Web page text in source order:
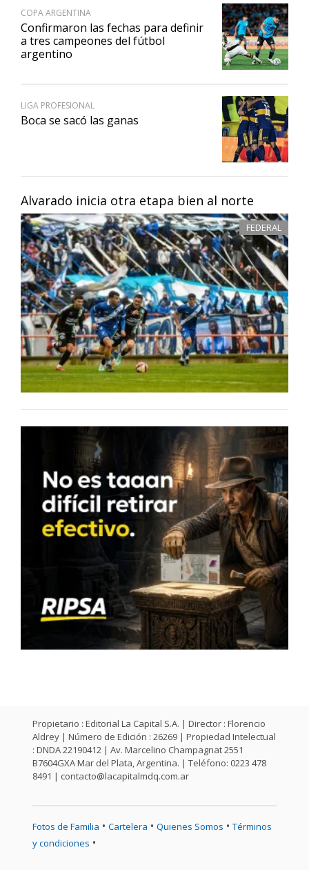
Alvarado inicia otra etapa bien al norte
FEDERAL
COPA ARGENTINA
Confirmaron las fechas para definir
a tres campeones del fútbol
argentino
LIGA PROFESIONAL
Boca se sacó las ganas
Propietario : Editorial La Capital S.A. | Director : Florencio
Aldrey | Número de Edición : 26269 | Propiedad Intelectual
: DNDA 22190412 | Av. Marcelino Champagnat 2551
B7604GXA Mar del Plata, Argentina. | Teléfono: 0223 478
8491 | contacto@lacapitalmdq.com.ar
Fotos de Familia • Cartelera • Quienes Somos • Términos
y condiciones •